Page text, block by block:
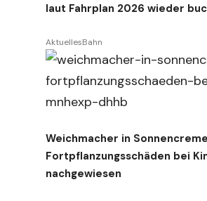
laut Fahrplan 2026 wieder
AktuellesBahn
Weichmacher in
Fortpflanzungsschäden bei
nachgewiesen